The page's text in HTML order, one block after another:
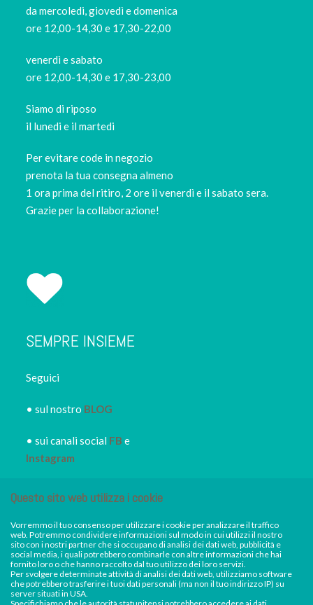
**AVVISO DI FERRAGOSTO** Sabato 15
agosto Irori Sushi resterà chiuso. Saremo invece
aperti e regolarmente disponibili per consegne a
da mercoledi, giovedì e domenica
ore 12,00-14,30 e 17,30-22,00
venerdì e sabato
ore 12,00-14,30 e 17,30-23,00
Siamo di riposo
il lunedi e il martedi
Per evitare code in negozio
prenota la tua consegna almeno
1 ora prima del ritiro, 2 ore il venerdì e il sabato sera.
Grazie per la collaborazione!
SEMPRE INSIEME
Seguici
• sul nostro BLOG
• sui canali social FB e
Instagram
informato dei nuovi piatti dei
nostri eventi, di sconti e promozioni in atto
FacebookInstagram
Questo sito web utilizza i cookie
Vorremmo il tuo consenso per utilizzare i cookie per analizzare il traffico
web. Potremmo condividere informazioni sul modo in cui utilizzi il nostro
sito con i nostri partner che si occupano di analisi dei dati web, pubblicità e
social media, i quali potrebbero combinarle con altre informazioni che hai
fornito loro o che hanno raccolto dal tuo utilizzo dei loro servizi.
Per svolgere determinate attività di analisi dei dati web, utilizziamo software
che potrebbero trasferire i tuoi dati personali (ma non il tuo indirizzo IP) su
server situati in USA.